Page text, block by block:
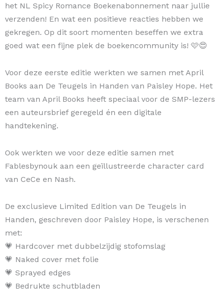
het NL Spicy Romance Boekenabonnement naar jullie
verzenden! En wat een positieve reacties hebben we
gekregen. Op dit soort momenten beseffen we extra
goed wat een fijne plek de boekencommunity is! 🩷😍
Voor deze eerste editie werkten we samen met April
Books aan De Teugels in Handen van Paisley Hope. Het
team van April Books heeft speciaal voor de SMP-lezers
een auteursbrief geregeld én een digitale
handtekening.
Ook werkten we voor deze editie samen met
Fablesbynouk aan een geïllustreerde character card
van CeCe en Nash.
De exclusieve Limited Edition van De Teugels in
Handen, geschreven door Paisley Hope, is verschenen
met:
💗 Hardcover met dubbelzijdig stofomslag
💗 Naked cover met folie
💗 Sprayed edges
💗 Bedrukte schutbladen